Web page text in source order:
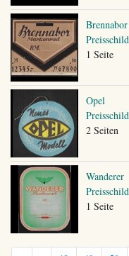
Brennabor
Preisschild
1 Seite
Opel
Preisschild
2 Seiten
Wanderer
Preisschild
1 Seite